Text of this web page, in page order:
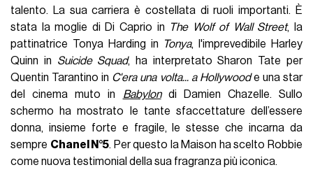
talento. La sua carriera è costellata di ruoli importanti. È
stata la moglie di Di Caprio in
The Wolf of Wall Street, la
pattinatrice Tonya Harding in
Tonya, l'imprevedibile Harley
Quinn in Suicide Squad, ha interpretato Sharon Tate per
Quentin Tarantino in C'era una volta... a Hollywoode una star
del cinema muto in Babylondi Damien Chazelle. Sullo
schermo ha mostrato le tante sfaccettature dell’essere
donna, insieme forte e fragile, le stesse che incarna da
sempre Chanel N°5. Per questo la Maison ha scelto Robbie
come nuova testimonial della sua fragranza più iconica.